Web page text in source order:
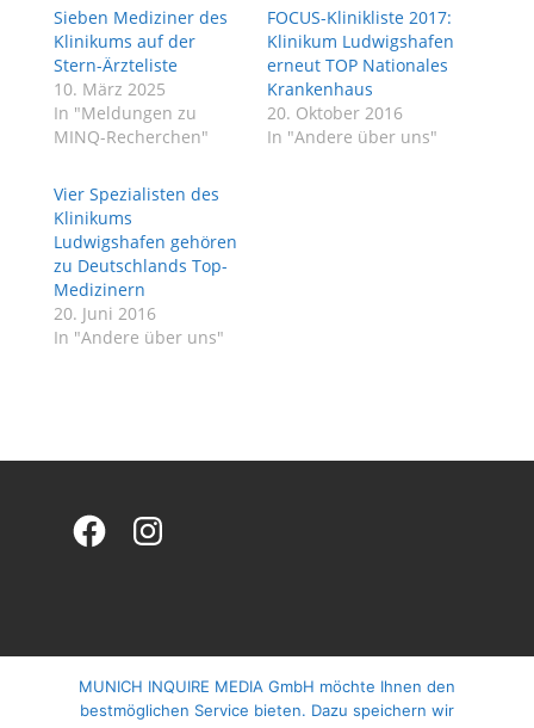
Sieben Mediziner des
Klinikums auf der
Stern-Ärzteliste
10. März 2025
In "Meldungen zu
MINQ-Recherchen"
FOCUS-Klinikliste 2017:
Klinikum Ludwigshafen
erneut TOP Nationales
Krankenhaus
20. Oktober 2016
In "Andere über uns"
Vier Spezialisten des
Klinikums
Ludwigshafen gehören
zu Deutschlands Top-
Medizinern
20. Juni 2016
In "Andere über uns"
Facebook Instagram
MUNICH INQUIRE MEDIA GmbH möchte Ihnen den
bestmöglichen Service bieten. Dazu speichern wir